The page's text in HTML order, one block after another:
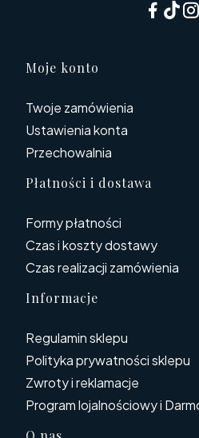
Linki w stopce
Moje konto
Twoje zamówienia
Ustawienia konta
Przechowalnia
Płatności i dostawa
Formy płatności
Czas i koszty dostawy
Czas realizacji zamówienia
Informacje
Regulamin sklepu
Polityka prywatności sklepu
Zwroty i reklamacje
Program lojalnościowy i